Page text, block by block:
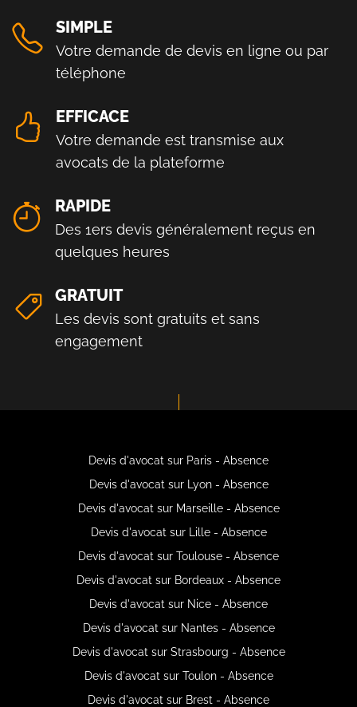
SIMPLE
Votre demande de devis en ligne ou par
téléphone
EFFICACE
Votre demande est transmise aux
avocats de la plateforme
RAPIDE
Des 1ers devis généralement reçus en
quelques heures
GRATUIT
Les devis sont gratuits et sans
engagement
Devis d'avocat sur Paris - Absence
Devis d'avocat sur Lyon - Absence
Devis d'avocat sur Marseille - Absence
Devis d'avocat sur Lille - Absence
Devis d'avocat sur Toulouse - Absence
Devis d'avocat sur Bordeaux - Absence
Devis d'avocat sur Nice - Absence
Devis d'avocat sur Nantes - Absence
Devis d'avocat sur Strasbourg - Absence
Devis d'avocat sur Toulon - Absence
Devis d'avocat sur Brest - Absence